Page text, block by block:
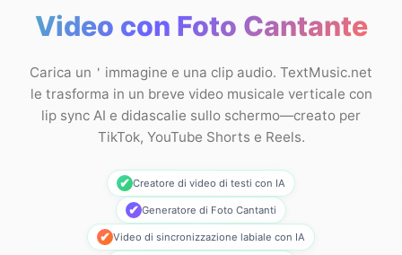
Video con Foto Cantante
Carica un＇immagine e una clip audio. TextMusic.net
le trasforma in un breve video musicale verticale con
lip sync AI e didascalie sullo schermo—creato per
TikTok, YouTube Shorts e Reels.
✔ Creatore di video di testi con IA
✔ Generatore di Foto Cantanti
✔ Video di sincronizzazione labiale con IA